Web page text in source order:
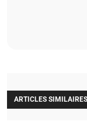
ARTICLES SIMILAIRES